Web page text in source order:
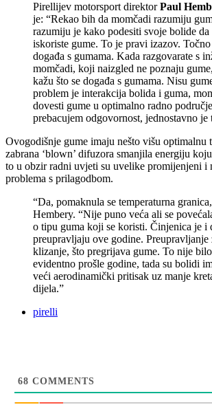
Pirellijev motorsport direktorPaul
je: “Rekao bih da momčadi razumiju
razumiju je kako podesiti svoje bolide
iskoriste gume. To je pravi izazov. Točno
događa s gumama. Kada razgovarate s
momčadi, koji naizgled ne poznaju
kažu što se događa s gumama. Nisu
problem je interakcija bolida i guma,
dovesti gume u optimalno radno
prebacujem odgovornost, jednostavno je
Ovogodišnje gume imaju nešto višu optimalnu
zabrana ‘blown’ difuzora smanjila energiju
to u obzir radni uvjeti su uvelike promijenjeni i
problema s prilagodbom.
“Da, pomaknula se temperaturna
Hembery. “Nije puno veća ali se
o tipu guma koji se koristi. Činjenica je i
preupravljaju ove godine. Preupravljanje
klizanje, što pregrijava gume. To nije
evidentno prošle godine, tada su bolidi
veći aerodinamički pritisak uz manje
dijela.”
pirelli
68 COMMENTS